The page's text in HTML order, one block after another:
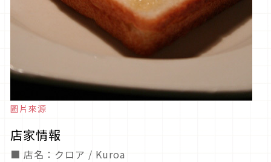
圖片來源
店家情報
■ 店名：クロア / Kuroa